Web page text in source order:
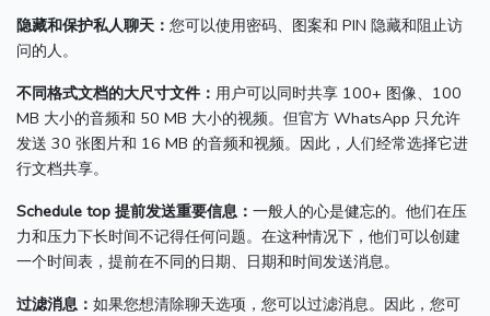
隐藏和保护私人聊天： 您可以使用密码、图案和 PIN 隐藏和阻止访
问的人。
不同格式文档的大尺寸文件： 用户可以同时共享 100+ 图像、100
MB 大小的音频和 50 MB 大小的视频。 但官方 WhatsApp 只允许
发送 30 张图片和 16 MB 的音频和视频。 因此，人们经常选择它进
行文档共享。
Schedule top 提前发送重要信息： 一般人的心是健忘的。 他们在压
力和压力下长时间不记得任何问题。 在这种情况下，他们可以创建
一个时间表，提前在不同的日期、日期和时间发送消息。
过滤消息： 如果您想清除聊天选项，您可以过滤消息。 因此，您可